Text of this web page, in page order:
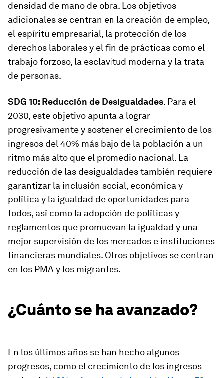
densidad de mano de obra. Los objetivos
adicionales se centran en la creación de empleo,
el espíritu empresarial, la protección de los
derechos laborales y el fin de prácticas como el
trabajo forzoso, la esclavitud moderna y la trata
de personas.
SDG 10: Reducción de Desigualdades. Para el
2030, este objetivo apunta a lograr
progresivamente y sostener el crecimiento de los
ingresos del 40% más bajo de la población a un
ritmo más alto que el promedio nacional. La
reducción de las desigualdades también requiere
garantizar la inclusión social, económica y
política y la igualdad de oportunidades para
todos, así como la adopción de políticas y
reglamentos que promuevan la igualdad y una
mejor supervisión de los mercados e instituciones
financieras mundiales. Otros objetivos se centran
en los PMA y los migrantes.
¿Cuánto se ha avanzado?
En los últimos años se han hecho algunos
progresos, como el crecimiento de los ingresos